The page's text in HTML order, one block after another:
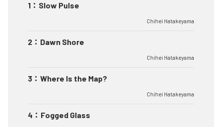
1 ： Slow Pulse
Chihei Hatakeyama
2 ： Dawn Shore
Chihei Hatakeyama
3 ： Where Is the Map?
Chihei Hatakeyama
4 ： Fogged Glass